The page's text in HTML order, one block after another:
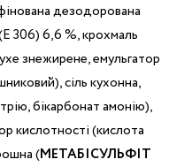
дезодорована
306) 6,6 %, крохмаль
знежирене, емульгатор
сіль кухонна,
бікарбонат амонію),
кислотності (кислота
(МЕТАБІСУЛЬФІТ